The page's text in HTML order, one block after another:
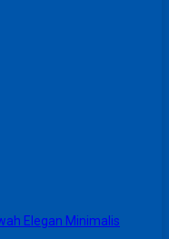
Elegan Minimalis